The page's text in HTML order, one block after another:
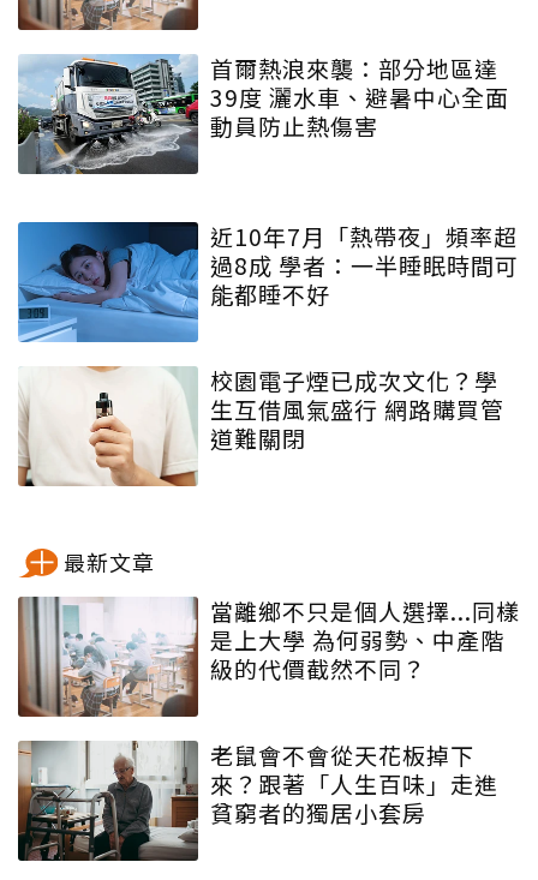
首爾熱浪來襲：部分地區達
39度 灑水車、避暑中心全面
動員防止熱傷害
近10年7月「熱帶夜」頻率超
過8成 學者：一半睡眠時間可
能都睡不好
校園電子煙已成次文化？學
生互借風氣盛行 網路購買管
道難關閉
最新文章
當離鄉不只是個人選擇...同樣
是上大學 為何弱勢、中產階
級的代價截然不同？
老鼠會不會從天花板掉下
來？跟著「人生百味」走進
貧窮者的獨居小套房